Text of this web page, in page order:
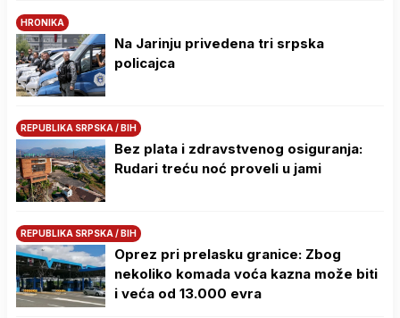
HRONIKA
Na Јarinju privedena tri srpska
policajca
REPUBLIKA SRPSKA / BIH
Bez plata i zdravstvenog osiguranja:
Rudari treću noć proveli u jami
REPUBLIKA SRPSKA / BIH
Oprez pri prelasku granice: Zbog
nekoliko komada voća kazna može biti
i veća od 13.000 evra